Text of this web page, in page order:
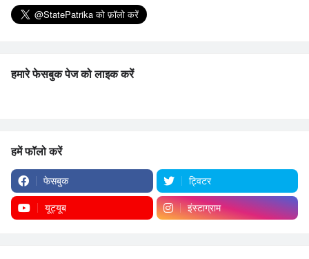
हमारे फेसबुक पेज को लाइक करें
हमें फॉलो करें
फेसबुक ट्विटर
यूट्यूब इंस्टाग्राम